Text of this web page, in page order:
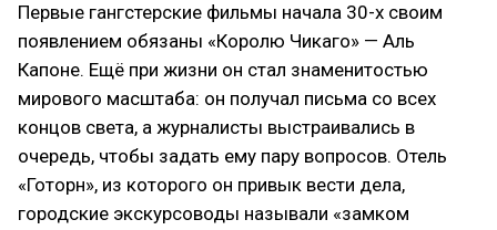
Первые гангстерские фильмы начала 30-х своим
появлением обязаны «Королю Чикаго» — Аль
Капоне. Ещё при жизни он стал знаменитостью
мирового масштаба: он получал письма со всех
концов света, а журналисты выстраивались в
очередь, чтобы задать ему пару вопросов. Отель
«Готорн», из которого он привык вести дела,
городские экскурсоводы называли «замком